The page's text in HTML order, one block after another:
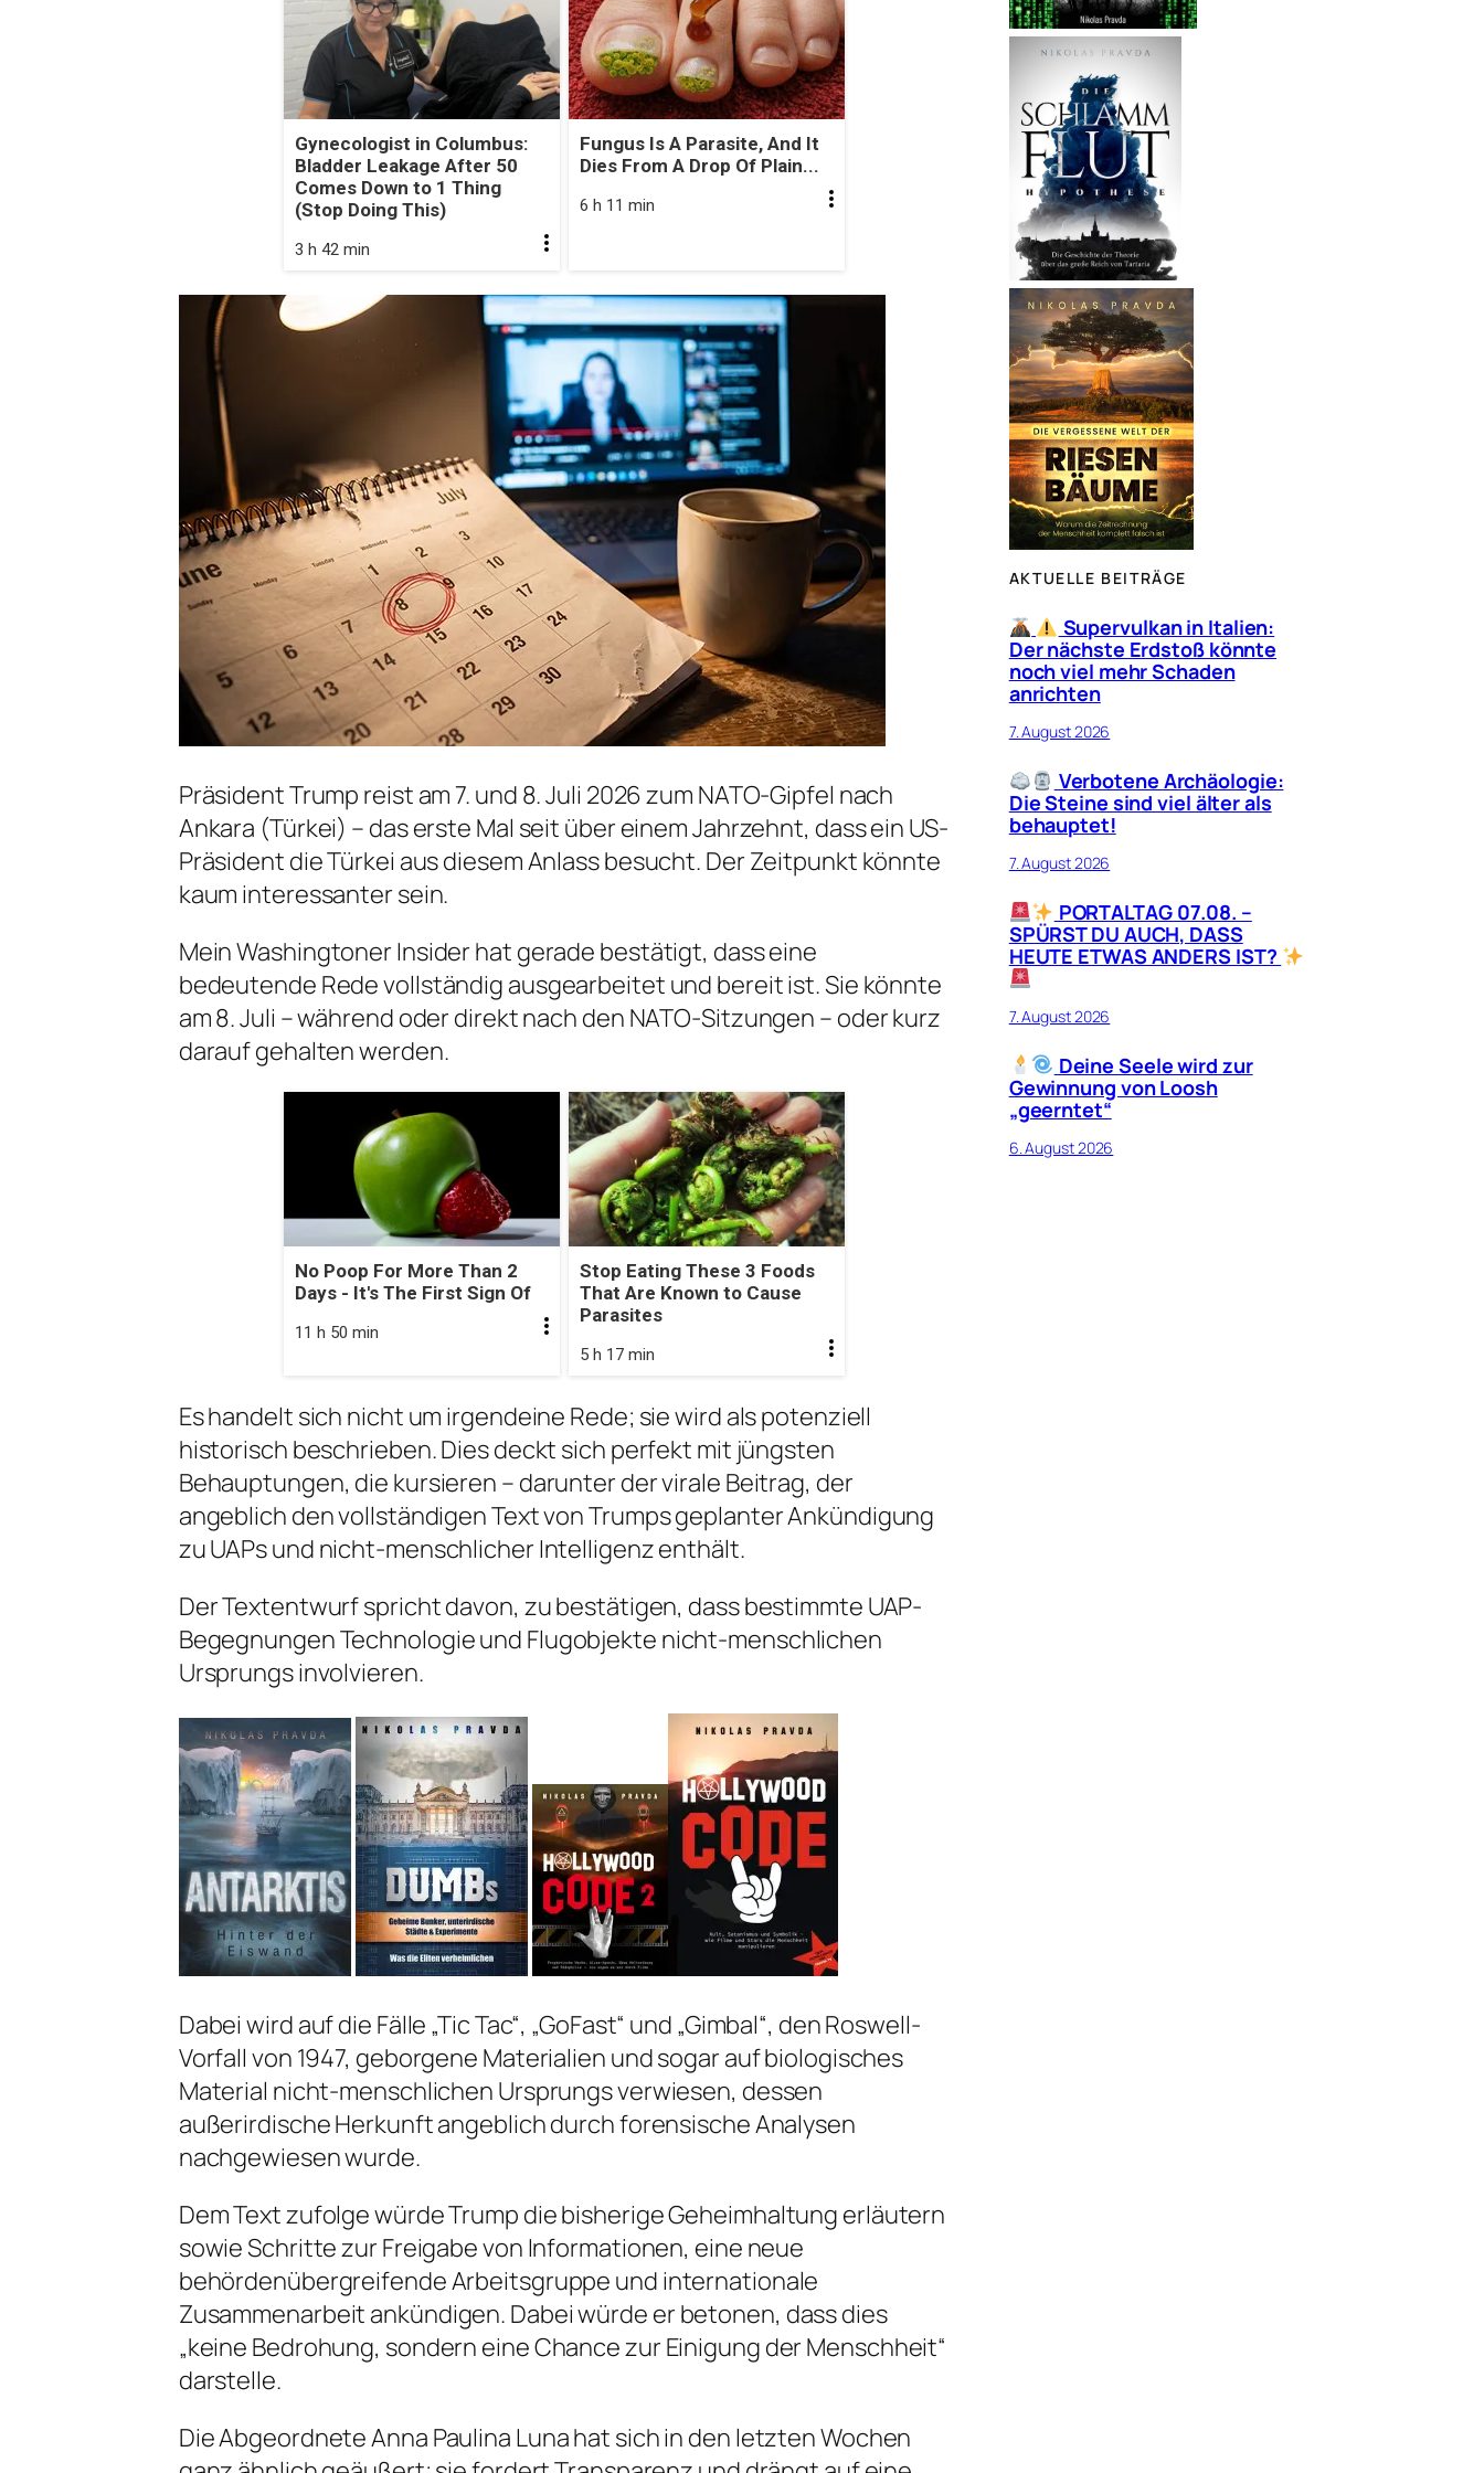
Gynecologist in Columbus:
Bladder Leakage After 50
Comes Down to 1 Thing
(Stop Doing This)
3 h 42 min
Fungus Is A Parasite, And It
Dies From A Drop Of Plain...
6 h 11 min
Präsident Trump reist am 7. und 8. Juli 2026 zum NATO-Gipfel nach
Ankara (Türkei) – das erste Mal seit über einem Jahrzehnt, dass ein US-
Präsident die Türkei aus diesem Anlass besucht. Der Zeitpunkt könnte
kaum interessanter sein.
Mein Washingtoner Insider hat gerade bestätigt, dass eine
bedeutende Rede vollständig ausgearbeitet und bereit ist. Sie könnte
am 8. Juli – während oder direkt nach den NATO-Sitzungen – oder kurz
darauf gehalten werden.
No Poop For More Than 2
Days - It's The First Sign Of
11 h 50 min
Stop Eating These 3 Foods
That Are Known to Cause
Parasites
5 h 17 min
Es handelt sich nicht um irgendeine Rede; sie wird als potenziell
historisch beschrieben. Dies deckt sich perfekt mit jüngsten
Behauptungen, die kursieren – darunter der virale Beitrag, der
angeblich den vollständigen Text von Trumps geplanter Ankündigung
zu UAPs und nicht-menschlicher Intelligenz enthält.
Der Textentwurf spricht davon, zu bestätigen, dass bestimmte UAP-
Begegnungen Technologie und Flugobjekte nicht-menschlichen
Ursprungs involvieren.
Dabei wird auf die Fälle „Tic Tac“, „GoFast“ und „Gimbal“, den Roswell-
Vorfall von 1947, geborgene Materialien und sogar auf biologisches
Material nicht-menschlichen Ursprungs verwiesen, dessen
außerirdische Herkunft angeblich durch forensische Analysen
nachgewiesen wurde.
Dem Text zufolge würde Trump die bisherige Geheimhaltung erläutern
sowie Schritte zur Freigabe von Informationen, eine neue
behördenübergreifende Arbeitsgruppe und internationale
Zusammenarbeit ankündigen. Dabei würde er betonen, dass dies
„keine Bedrohung, sondern eine Chance zur Einigung der Menschheit“
darstelle.
Die Abgeordnete Anna Paulina Luna hat sich in den letzten Wochen
AKTUELLE BEITRÄGE
Supervulkan in Italien:
Der nächste Erdstoß könnte
noch viel mehr Schaden
anrichten
7. August 2026
Verbotene Archäologie:
Die Steine sind viel älter als
behauptet!
7. August 2026
PORTALTAG 07.08. –
SPÜRST DU AUCH, DASS
HEUTE ETWAS ANDERS IST?
7. August 2026
Deine Seele wird zur
Gewinnung von Loosh
„geerntet“
6. August 2026